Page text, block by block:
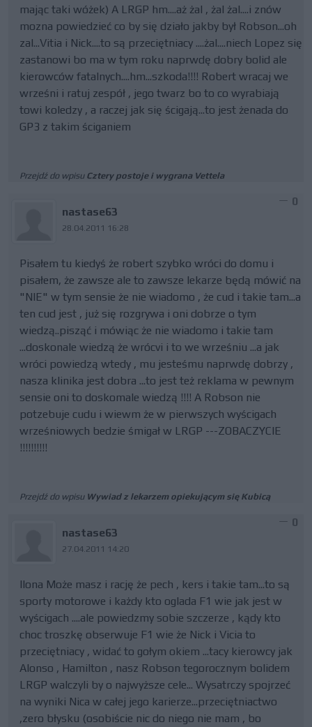
mając taki wóżek) A LRGP hm....aż żal , żal żal....i znów
mozna powiedzieć co by się działo jakby był Robson...oh
zal...Vitia i Nick....to są przeciętniacy ....żal....niech Lopez się
zastanowi bo ma w tym roku naprwdę dobry bolid ale
kierowców fatalnych....hm...szkoda!!!! Robert wracaj we
wrześni i ratuj zespół , jego twarz bo to co wyrabiają
towi koledzy , a raczej jak się ścigają...to jest żenada do
GP3 z takim ściganiem
Przejdź do wpisu Cztery postoje i wygrana Vettela
nastase63
28.04.2011 16:28
0
Pisałem tu kiedyś że robert szybko wróci do domu i
pisałem, że zawsze ale to zawsze lekarze będą mówić na
"NIE" w tym sensie że nie wiadomo , że cud i takie tam...a
ten cud jest , już się rozgrywa i oni dobrze o tym
wiedzą..pisząć i mówiąc że nie wiadomo i takie tam
...doskonale wiedzą że wrócvi i to we wrześniu ...a jak
wróci powiedzą wtedy , mu jesteśmu naprwdę dobrzy ,
nasza klinika jest dobra ...to jest też reklama w pewnym
sensie oni to doskomale wiedzą !!!! A Robson nie
potzebuje cudu i wiewm że w pierwszych wyścigach
wrześniowych bedzie śmigał w LRGP ---ZOBACZYCIE
!!!!!!!!!!
Przejdź do wpisu Wywiad z lekarzem opiekującym się Kubicą
nastase63
27.04.2011 14:20
0
Ilona Może masz i rację że pech , kers i takie tam...to są
sporty motorowe i każdy kto oglada F1 wie jak jest w
wyścigach ....ale powiedzmy sobie szczerze , kądy kto
choc troszkę obserwuje F1 wie że Nick i Vicia to
przeciętniacy , widać to gołym okiem ...tacy kierowcy jak
Alonso , Hamilton , nasz Robson tegorocznym bolidem
LRGP walczyli by o najwyższe cele... Wysatrczy spojrzeć
na wyniki Nica w całej jego karierze...przeciętniactwo
,zero błysku (osobiście nic do niego nie mam , bo